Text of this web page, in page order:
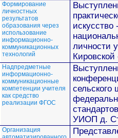
Формирование
личностных
результатов
образования через
использование
информационно-
коммуникационных
технологий
личности
Надпредметные
информационно-
коммуникационные
компетенции учителя
как средство
реализации ФГОС
сельского
УИОП д.
Организация